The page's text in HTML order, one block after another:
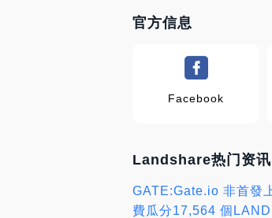
官方信息
Facebook
Landshare热门资讯
GATE:Gate.io 非首發
費瓜分17,564 個LAND